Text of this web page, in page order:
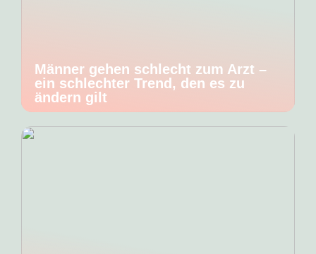
Männer gehen schlecht zum Arzt –
ein schlechter Trend, den es zu
ändern gilt